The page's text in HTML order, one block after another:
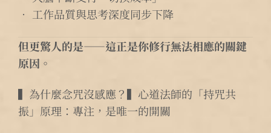
• 工作品質與思考深度同步下降
但更驚人的是——這正是你修行無法相應的關鍵
原因。
▍為什麼念咒沒感應？▍心道法師的「持咒共
振」原理：專注，是唯一的開關